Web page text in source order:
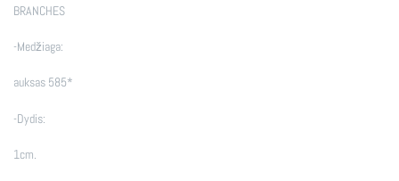
BRANCHES
-Medžiaga:
auksas 585*
-Dydis:
1cm.